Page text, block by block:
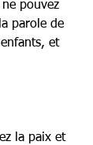
pouvez
parole de
et
la paix et